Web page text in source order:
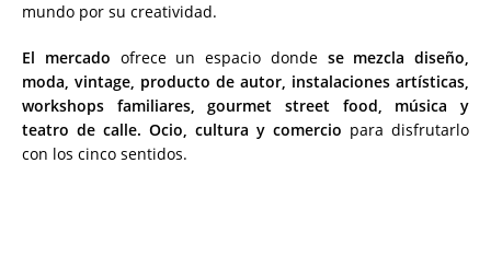
mundo por su creatividad.
El mercado ofrece un espacio donde se mezcla diseño,
moda, vintage, producto de autor, instalaciones artísticas,
workshops familiares, gourmet street food, música y
teatro de calle. Ocio, cultura y comercio para disfrutarlo
con los cinco sentidos.